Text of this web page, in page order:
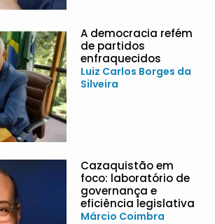
A democracia refém
de partidos
enfraquecidos
Luiz Carlos Borges da
Silveira
Cazaquistão em
foco: laboratório de
governança e
eficiência legislativa
Márcio Coimbra